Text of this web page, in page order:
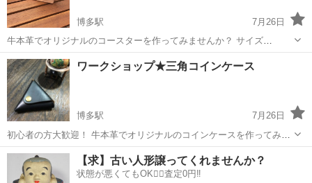
博多駅
7月26日
牛本革でオリジナルのコースターを作ってみませんか？ サイズ
75×75mm 革厚約2〜3mm 革はあらかじめ裁断してます。 [穴を開け
る][縫う]の作業工程だけです。 ネーム刻印ご希望の場合はあらかじめ
ご連絡いただければ...
福岡 福岡市 博多駅 ワークショップ
ワークショップ★三角コインケース
博多駅
7月26日
初心者の方大歓迎！ 牛本革でオリジナルのコインケースを作ってみま
せんか？完全オリジナルで世界で一つの作品になります。 ※刻印をす
る場合は別途料金がかかりますので初めにお問合せください。 (イニシ
ャル程度) 【開催日時】 ...
福岡 福岡市 博多駅 ワークショップ オリジナル
【求】古い人形譲ってくれませんか？
状態が悪くてもOK🙆‍♀️査定0円‼️